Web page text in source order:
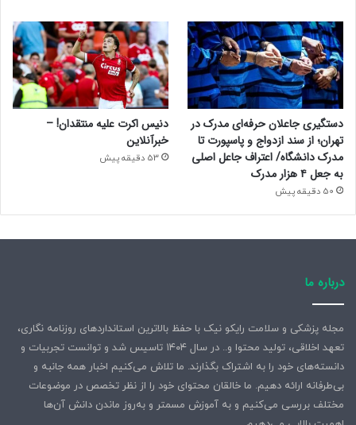
دستگیری جاعلان حرفه‌ای مدرک در
تهران؛ از سند ازدواج و پاسپورت تا
مدرک دانشگاه/ اعتراف جاعل اصلی
به جعل ۴ هزار مدرک
50 دقیقه پیش
دنیس اکرت علیه منتقدان! –
خبرآنلاین
53 دقیقه پیش
درباره ما
مجله پزشکی و سلامت رایکو نیک با حفظ بالاترین استانداردهای روزنامه نگاری،
تعهد اخلاقی، تولید محتوا و.. در سال ۱۴۰۴ تاسیس شد و توانست تجربیات و
دانسته‌های خود را به اشتراک بگذارند. ما تلاش می‌کنیم اخبار همه جانبه و
بی‌طرفانه ارائه دهیم. ما خالقان محتوای خود را از نظر تخصص در موضوعات
مختلف بررسی می‌کنیم و به آموزش مسمتر و به‌روز ماندن دانش آن‌ها